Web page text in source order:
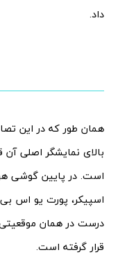
داد.
همان طور که در این
بالای نمایشگر اصلی آن
قرار گرفته است.